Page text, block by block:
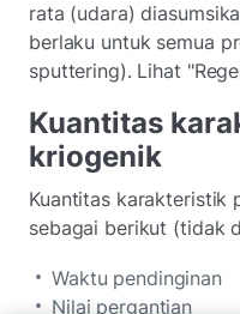
rata (udara)
berlaku untuk semua
sputtering). Lihat
Kuantitas
kriogenik
Kuantitas karakteristik
sebagai berikut (tidak
Waktu pendinginan
Nilai pergantian